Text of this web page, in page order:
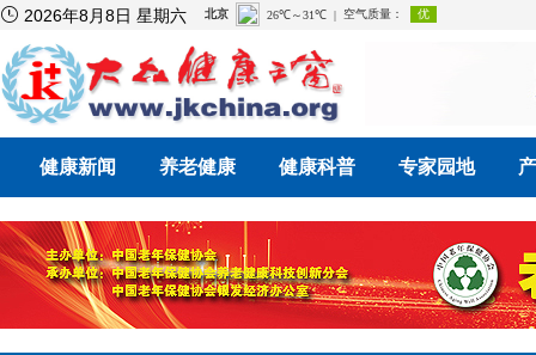
 2026年8月8日 星期六
健康新闻 养老健康 健康科普 专家园地